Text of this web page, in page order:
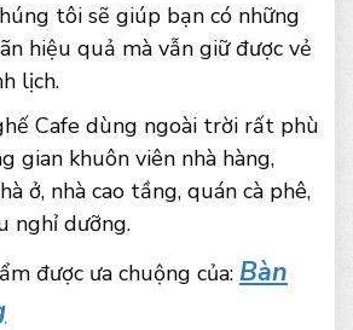
tôi sẽ giúp bạn có những
hiệu quả mà vẫn giữ được vẻ
lịch.
Cafe dùng ngoài trời rất phù
gian khuôn viên nhà hàng,
ở, nhà cao tầng, quán cà phê,
nghỉ dưỡng.
được ưa chuộng của: Bàn